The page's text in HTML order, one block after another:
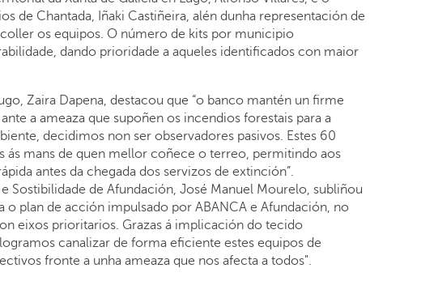
de Chantada, Iñaki Castiñeira, alén dunha representación de
os equipos. O número de kits por municipio
dando prioridade a aqueles identificados con maior
Zaira Dapena, destacou que “o banco mantén un firme
a ameaza que supoñen os incendios forestais para a
decidimos non ser observadores pasivos. Estes 60
ás mans de quen mellor coñece o terreo, permitindo aos
antes da chegada dos servizos de extinción”.
Sostibilidade de Afundación, José Manuel Mourelo, subliñou
o plan de acción impulsado por ABANCA e Afundación, no
eixos prioritarios. Grazas á implicación do tecido
canalizar de forma eficiente estes equipos de
fronte a unha ameaza que nos afecta a todos".